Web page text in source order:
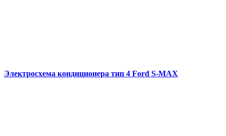
Электросхема кондиционера тип 4 Ford S-MAX